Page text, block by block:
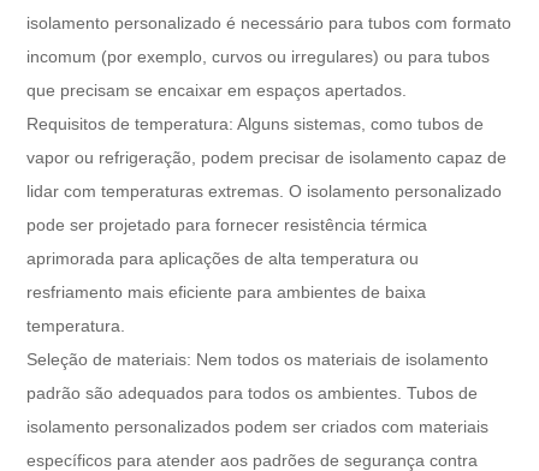
isolamento personalizado é necessário para tubos com formato
incomum (por exemplo, curvos ou irregulares) ou para tubos
que precisam se encaixar em espaços apertados.
Requisitos de temperatura: Alguns sistemas, como tubos de
vapor ou refrigeração, podem precisar de isolamento capaz de
lidar com temperaturas extremas. O isolamento personalizado
pode ser projetado para fornecer resistência térmica
aprimorada para aplicações de alta temperatura ou
resfriamento mais eficiente para ambientes de baixa
temperatura.
Seleção de materiais: Nem todos os materiais de isolamento
padrão são adequados para todos os ambientes. Tubos de
isolamento personalizados podem ser criados com materiais
específicos para atender aos padrões de segurança contra